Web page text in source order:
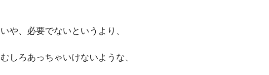
いや、必要でないというより、
むしろあっちゃいけないような、